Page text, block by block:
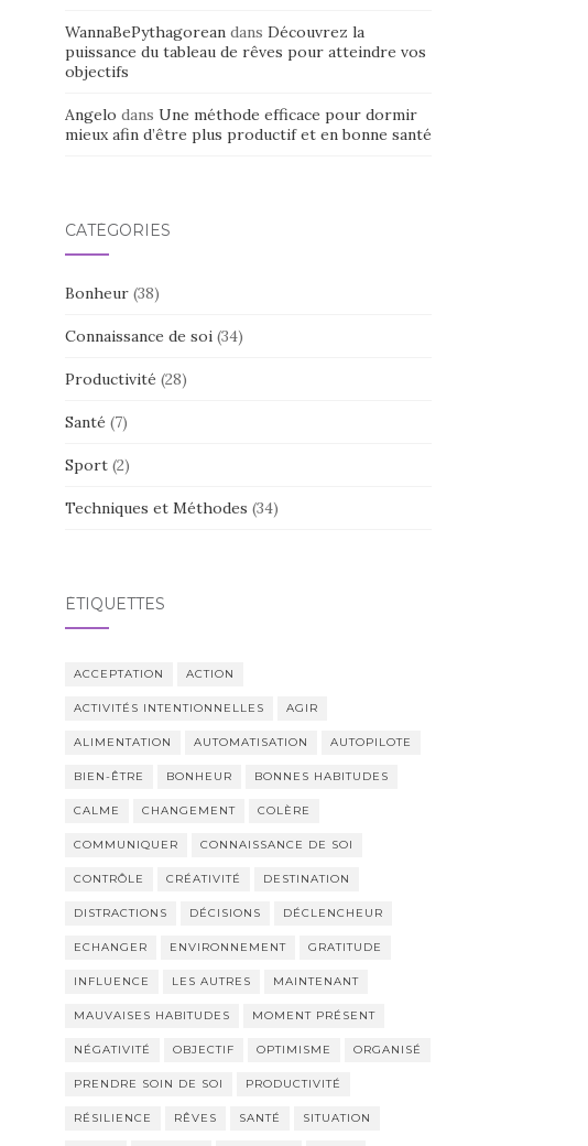
WannaBePythagoreandans Découvrez la
puissance du tableau de rêves pour atteindre vos
objectifs
Angelo dans Une méthode efficace pour dormir
mieux afin d’être plus productif et en bonne santé
CATÉGORIES
Bonheur(38)
Connaissance de soi(34)
Productivité (28)
Santé (7)
Sport(2)
Techniques et Méthodes (34)
ÉTIQUETTES
ACCEPTATION ACTION
ACTIVITÉS INTENTIONNELLES AGIR
ALIMENTATION AUTOMATISATION AUTOPILOTE
BIEN-ÊTRE BONHEUR BONNES HABITUDES
CALME CHANGEMENT COLÈRE
COMMUNIQUER CONNAISSANCE DE SOI
CONTRÔLE CRÉATIVITÉ DESTINATION
DISTRACTIONS DÉCISIONS DÉCLENCHEUR
ECHANGER ENVIRONNEMENT GRATITUDE
INFLUENCE LES AUTRES MAINTENANT
MAUVAISES HABITUDES MOMENT PRÉSENT
NÉGATIVITÉ OBJECTIF OPTIMISME ORGANISÉ
PRENDRE SOIN DE SOI PRODUCTIVITÉ
RÉSILIENCE RÊVES SANTÉ SITUATION